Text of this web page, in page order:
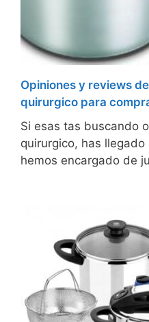
Opiniones y reviews
quirurgico para
Si esas tas buscando
quirurgico, has
hemos encargado de